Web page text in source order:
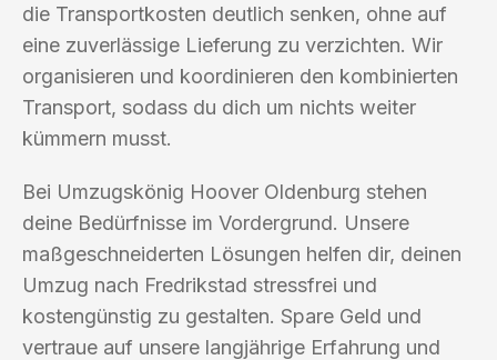
die Transportkosten deutlich senken, ohne auf
eine zuverlässige Lieferung zu verzichten. Wir
organisieren und koordinieren den kombinierten
Transport, sodass du dich um nichts weiter
kümmern musst.
Bei Umzugskönig Hoover Oldenburg stehen
deine Bedürfnisse im Vordergrund. Unsere
maßgeschneiderten Lösungen helfen dir, deinen
Umzug nach Fredrikstad stressfrei und
kostengünstig zu gestalten. Spare Geld und
vertraue auf unsere langjährige Erfahrung und